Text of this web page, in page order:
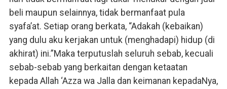
beli maupun selainnya, tidak bermanfaat pula
syafa’at. Setiap orang berkata, “Adakah (kebaikan)
yang dulu aku kerjakan untuk (menghadapi) hidup (di
akhirat) ini.”Maka terputuslah seluruh sebab, kecuali
sebab-sebab yang berkaitan dengan ketaatan
kepada Allah ‘Azza wa Jalla dan keimanan kepadaNya,